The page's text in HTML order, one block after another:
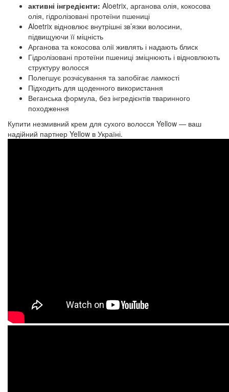
активні інгредієнти: Aloetrix, арганова олія, кокосова
олія, гідролізовані протеїни пшениці
Aloetrix відновлює внутрішні зв’язки волосини,
підвищуючи її міцність
Арганова та кокосова олії живлять і надають блиск
Гідролізовані протеїни пшениці зміцнюють і відновлюють
структуру волосся
Полегшує розчісування та запобігає ламкості
Підходить для щоденного використання
Веганська формула, без інгредієнтів тваринного
походження
Купити незмивний крем для сухого волосся Yellow — ваш
надійний партнер Yellow в Україні.